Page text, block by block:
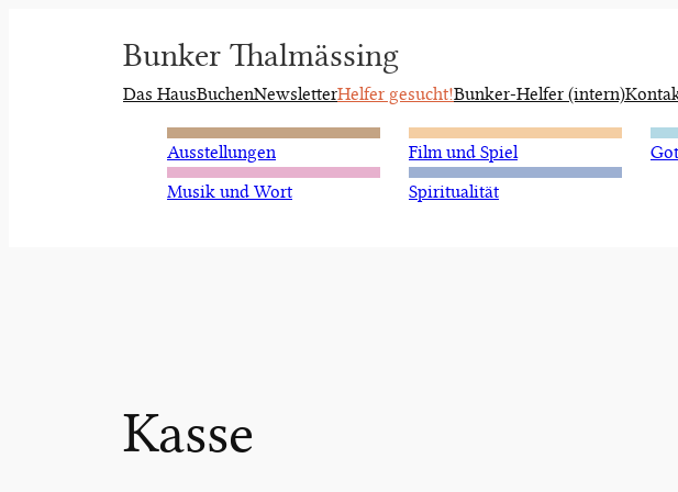
Bunker Thalmässing
Das HausBuchenNewsletterHelfer gesucht!Bunker-Helfer (intern)
Ausstellungen Film und Spiel
Musik und Wort
Spiritualität
Kasse